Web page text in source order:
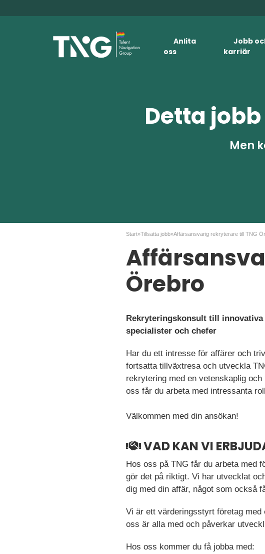
Anlita
oss
Jobb
karriär
Detta
Men
Start»Tillsatta jobb»
Örebro
Rekryteringskonsult till
specialister och chefer
Har du ett intresse för affärer och
fortsatta tillväxtresa och utveckla
rekrytering med en vetenskaplig
oss får du arbeta med intressanta
Välkommen med din ansökan!
VAD KAN VI
Hos oss på TNG får du arbeta med
gör det på riktigt. Vi har utvecklat
dig med din affär, något som också
Vi är ett värderingsstyrt företag med
oss är alla med och påverkar
Hos oss kommer du få jobba med: